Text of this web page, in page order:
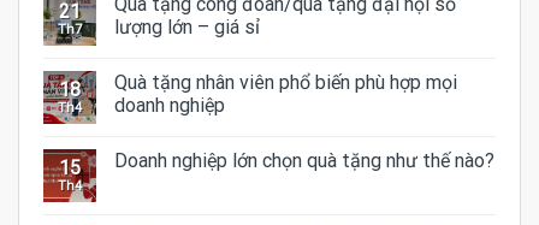
21
Th7
lượng lớn – giá sỉ
18
Th4
Quà tặng nhân viên phổ biến phù hợp mọi
doanh nghiệp
15
Th4
Doanh nghiệp lớn chọn quà tặng như thế nào?